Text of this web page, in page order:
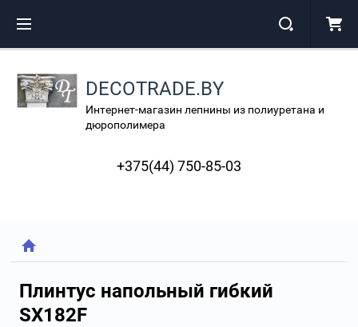
DECOTRADE.BY
Интернет-магазин лепнины из полиуретана и
дюрополимера
+375(44) 750-85-03
Плинтус напольный гибкий
SX182F